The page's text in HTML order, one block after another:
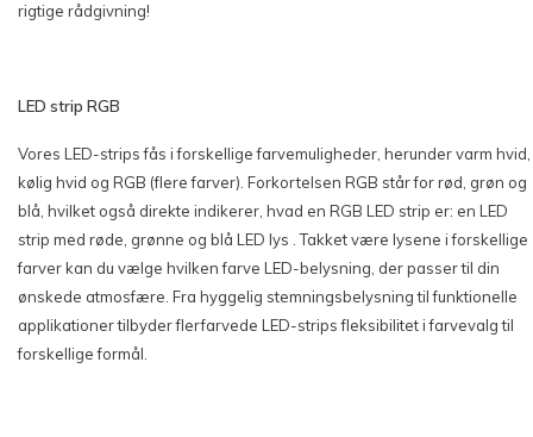
rigtige rådgivning!
LED strip RGB
Vores LED-strips fås i forskellige farvemuligheder, herunder varm hvid,
kølig hvid og RGB (flere farver). Forkortelsen RGB står for rød, grøn og
blå, hvilket også direkte indikerer, hvad en RGB LED strip er: en LED
strip med røde, grønne og blå LED lys . Takket være lysene i forskellige
farver kan du vælge hvilken farve LED-belysning, der passer til din
ønskede atmosfære. Fra hyggelig stemningsbelysning til funktionelle
applikationer tilbyder flerfarvede LED-strips fleksibilitet i farvevalg til
forskellige formål.